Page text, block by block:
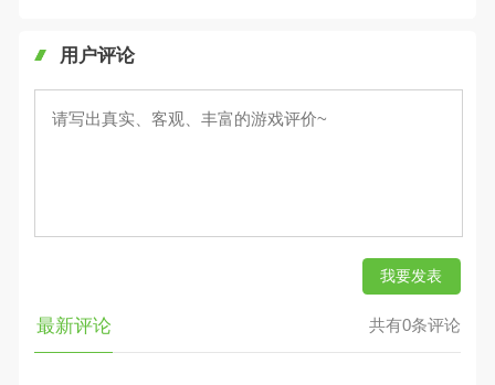
用户评论
我要发表
最新评论 共有0条评论